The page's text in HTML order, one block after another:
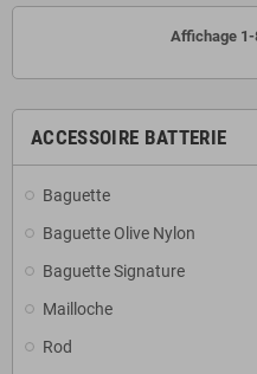
ACCESSOIRE BATTERIE
Baguette
Baguette Olive Nylon
Baguette Signature
Mailloche
Rod
Affichage